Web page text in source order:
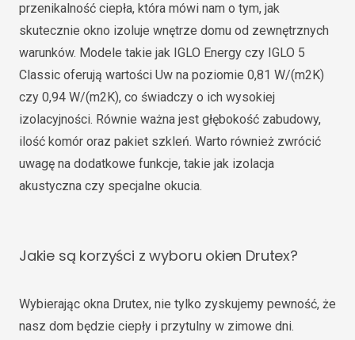
przenikalność ciepła, która mówi nam o tym, jak
skutecznie okno izoluje wnętrze domu od zewnętrznych
warunków. Modele takie jak IGLO Energy czy IGLO 5
Classic oferują wartości Uw na poziomie 0,81 W/(m2K)
czy 0,94 W/(m2K), co świadczy o ich wysokiej
izolacyjności. Równie ważna jest głębokość zabudowy,
ilość komór oraz pakiet szkleń. Warto również zwrócić
uwagę na dodatkowe funkcje, takie jak izolacja
akustyczna czy specjalne okucia.
Jakie są korzyści z wyboru okien Drutex?
Wybierając okna Drutex, nie tylko zyskujemy pewność, że
nasz dom będzie ciepły i przytulny w zimowe dni.